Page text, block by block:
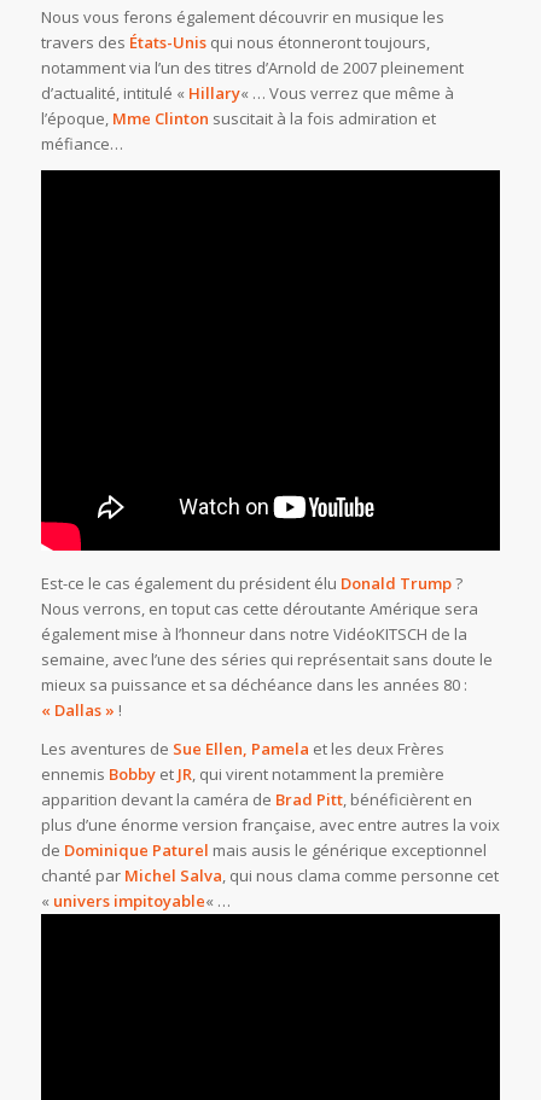
Nous vous ferons également découvrir en musique les
travers des États-Unisqui nous étonneront toujours,
notamment via l’un des titres d’Arnold de 2007 pleinement
d’actualité, intitulé « Hillary« … Vous verrez que même à
l’époque, Mme Clinton suscitait à la fois admiration et
méfiance…
Est-ce le cas également du président élu Donald Trump?
Nous verrons, en toput cas cette déroutante Amérique sera
également mise à l’honneur dans notre VidéoKITSCH de la
semaine, avec l’une des séries qui représentait sans doute le
mieux sa puissance et sa déchéance dans les années 80 :
« Dallas » !
Les aventures de Sue Ellen, Pamela et les deux Frères
ennemis Bobbyet JR, qui virent notamment la première
apparition devant la caméra de Brad Pitt, bénéficièrent en
plus d’une énorme version française, avec entre autres la voix
de Dominique Paturel mais ausis le générique exceptionnel
chanté par Michel Salva, qui nous clama comme personne cet
« univers impitoyable« …